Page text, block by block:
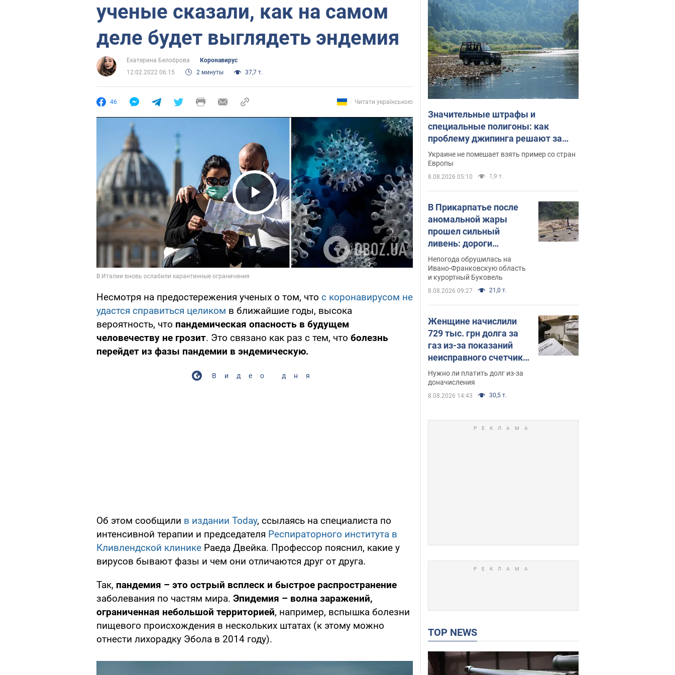
ученые сказали, как на самом
деле будет выглядеть эндемия
Екатерина Белоброва
Коронавирус
12.02.2022 06:15
2 минуты 37,7 т.
46 Читати українською
Play Video
Несмотря на предостережения ученых о том, что с коронавирусом не
удастся справиться целиком в ближайшие годы, высока
вероятность, что пандемическая опасность в будущем
человечеству не грозит. Это связано как раз с тем, что болезнь
перейдет из фазы пандемии в эндемическую.
Видео дня
Об этом сообщили в издании Today, ссылаясь на специалиста по
интенсивной терапии и председателя Респираторного института в
Кливлендской клинике Раеда Двейка. Профессор пояснил, какие у
вирусов бывают фазы и чем они отличаются друг от друга.
Так, пандемия – это острый всплеск и быстрое распространение
заболевания по частям мира. Эпидемия – волна заражений,
ограниченная небольшой территорией, например, вспышка болезни
пищевого происхождения в нескольких штатах (к этому можно
отнести лихорадку Эбола в 2014 году).
Значительные штрафы и
специальные полигоны: как
проблему джипинга решают за
границей
Украине не помешает взять пример со стран
Европы
8.08.2026 05:10 1,9 т.
В Прикарпатье после
аномальной жары
прошел сильный
ливень: дороги
превратились в реки.
Видео
Непогода обрушилась на
Ивано-Франковскую область
и курортный Буковель
8.08.2026 09:27 21,0 т.
Женщине начислили
729 тыс. грн долга за
газ из-за показаний
неисправного счетчика:
судья вынес
неожиданное решение
Нужно ли платить долг из-за
доначисления
8.08.2026 14:43 30,5 т.
TOP NEWS